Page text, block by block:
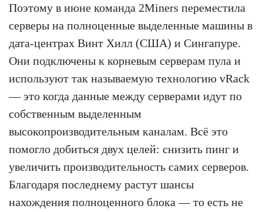
Поэтому в июне команда 2Miners переместила
серверы на полноценные выделенные машины в
дата-центрах Винт Хилл (США) и Сингапуре.
Они подключены к корневым серверам пула и
используют так называемую технологию vRack
— это когда данные между серверами идут по
собственным выделенным
высокопроизводительным каналам. Всё это
помогло добиться двух целей: снизить пинг и
увеличить производительность самих серверов.
Благодаря последнему растут шансы
нахождения полноценного блока — то есть не